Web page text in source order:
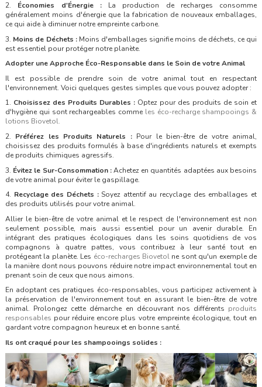
2. Économies d'Énergie :La production de recharges consomme
généralement moins d'énergie que la fabrication de nouveaux emballages,
ce qui aide à diminuer notre empreinte carbone.
3. Moins de Déchets :Moins d'emballages signifie moins de déchets, ce qui
est essentiel pour protéger notre planète.
Adopter une Approche Éco-Responsable dans le Soin de votre Animal
Il est possible de prendre soin de votre animal tout en respectant
l'environnement. Voici quelques gestes simples que vous pouvez adopter :
1. Choisissez des Produits Durables : Optez pour des produits de soin et
d'hygiène qui sont rechargeables comme les éco-recharge shampooings &
lotions Biovetol.
2. Préférez les Produits Naturels :Pour le bien-être de votre animal,
choisissez des produits formulés à base d'ingrédients naturels et exempts
de produits chimiques agressifs.
3. Évitez le Sur-Consommation :Achetez en quantités adaptées aux besoins
de votre animal pour éviter le gaspillage.
4. Recyclage des Déchets :Soyez attentif au recyclage des emballages et
des produits utilisés pour votre animal.
Allier le bien-être de votre animal et le respect de l'environnement est non
seulement possible, mais aussi essentiel pour un avenir durable. En
intégrant des pratiques écologiques dans les soins quotidiens de vos
compagnons à quatre pattes, vous contribuez à leur santé tout en
protégeant la planète. Les éco-recharges Biovetol ne sont qu'un exemple de
la manière dont nous pouvons réduire notre impact environnemental tout en
prenant soin de ceux que nous aimons.
En adoptant ces pratiques éco-responsables, vous participez activement à
la préservation de l'environnement tout en assurant le bien-être de votre
animal. Prolongez cette démarche en découvrant nos différents produits
responsables pour réduire encore plus votre empreinte écologique, tout en
gardant votre compagnon heureux et en bonne santé.
Ils ont craqué pour les shampooings solides :